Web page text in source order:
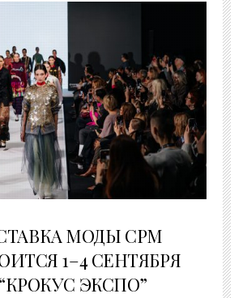
МОДЫ CPM
1–4 СЕНТЯБРЯ
ЭКСПО”